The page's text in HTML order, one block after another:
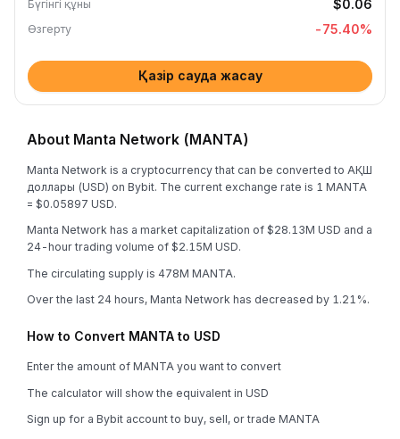
Бүгінгі құны $0.06
Өзгерту -75.40%
Қазір сауда жасау
About Manta Network (MANTA)
Manta Network is a cryptocurrency that can be converted to АҚШ
доллары (USD) on Bybit. The current exchange rate is 1 MANTA
= $0.05897 USD.
Manta Network has a market capitalization of $28.13M USD and a
24-hour trading volume of $2.15M USD.
The circulating supply is 478M MANTA.
Over the last 24 hours, Manta Network has decreased by 1.21%.
How to Convert MANTA to USD
Enter the amount of MANTA you want to convert
The calculator will show the equivalent in USD
Sign up for a Bybit account to buy, sell, or trade MANTA